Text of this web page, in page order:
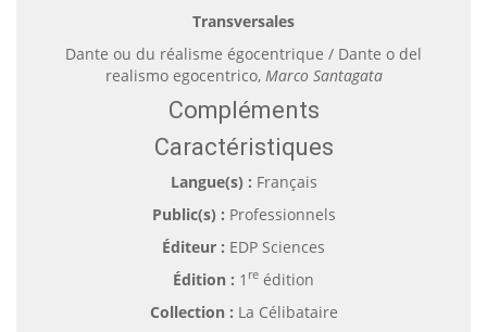
Transversales
Dante ou du réalisme égocentrique / Dante o del
realismo egocentrico, Marco Santagata
Compléments
Caractéristiques
Langue(s) : Français
Public(s) : Professionnels
Éditeur : EDP Sciences
Édition : 1 re édition
Collection : La Célibataire